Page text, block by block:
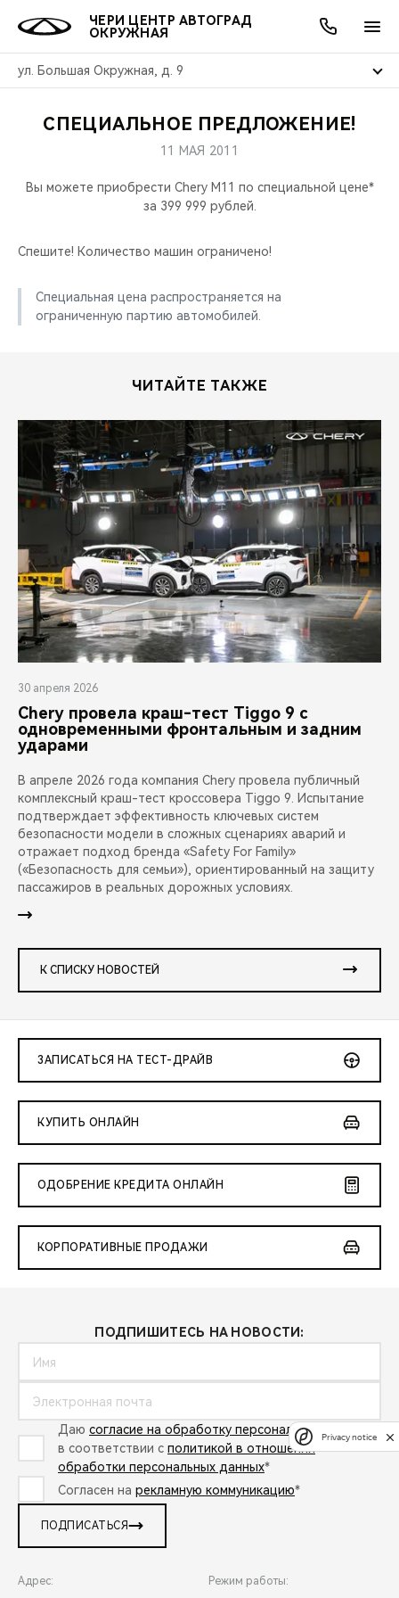
ЧЕРИ ЦЕНТР АВТОГРАД
ОКРУЖНАЯ
ул. Большая Окружная, д. 9
МОДЕЛИ
ПОКУПАТЕЛЯМ
ВЛАДЕЛЬЦАМ
CHERY CONNECT
МИР CHERY
ЛЮДИ CHERY
CHERY И СПОРТ
НАШИ МЕРОПРИЯТИЯ
ВИДЕООБЗОРЫ
CHERY ДЛЯ ДЕТЕЙ
АКЦИИ
ОНЛАЙН СЕРВИСЫ
О КОМПАНИИ
СПЕЦИАЛЬНОЕ ПРЕДЛОЖЕНИЕ!
11 МАЯ 2011
Вы можете приобрести Chery M11 по специальной цене*
за 399 999 рублей.
Спешите! Количество машин ограничено!
Специальная цена распространяется на
ограниченную партию автомобилей.
ЧИТАЙТЕ ТАКЖЕ
30 апреля 2026
Chery провела краш-тест Tiggo 9 с
одновременными фронтальным и задним
ударами
В апреле 2026 года компания Chery провела публичный
комплексный краш-тест кроссовера Tiggo 9. Испытание
подтверждает эффективность ключевых систем
безопасности модели в сложных сценариях аварий и
отражает подход бренда «Safety For Family»
(«Безопасность для семьи»), ориентированный на защиту
пассажиров в реальных дорожных условиях.
К СПИСКУ НОВОСТЕЙ
ЗАПИСАТЬСЯ НА ТЕСТ-ДРАЙВ
КУПИТЬ ОНЛАЙН
ОДОБРЕНИЕ КРЕДИТА ОНЛАЙН
КОРПОРАТИВНЫЕ ПРОДАЖИ
ПОДПИШИТЕСЬ НА НОВОСТИ:
Даю согласие на обработку персональных данных
в соответствии с политикой в отношении
обработки персональных данных*
Согласен на рекламную коммуникацию*
ПОДПИСАТЬСЯ
Адрес: Режим работы:
Privacy notice